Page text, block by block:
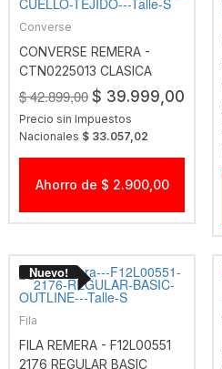
Converse
CONVERSE REMERA -
CTN0225013 CLASICA
CUELLO TEJIDO
$ 42.899,00 $ 39.999,00
Precio sin Impuestos
Nacionales $ 33.057,02
Ahorro de $ 2.900,00
Fila
FILA REMERA - F12L00551
2176 REGULAR BASIC